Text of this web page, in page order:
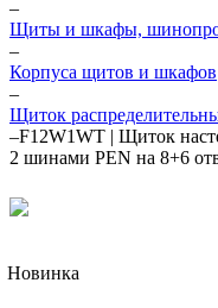
–
Щиты и шкафы,
–
Корпуса щитов и шкафов
–
Щиток
–F12W1WT | Щиток
2 шинами PEN на 8+6
Новинка